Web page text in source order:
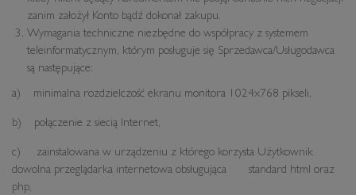
zanim założył Konto bądź dokonał zakupu.
Wymagania techniczne niezbędne do współpracy z systemem
teleinformatycznym, którym posługuje się Sprzedawca/Usługodawca
są następujące:
a) minimalna rozdzielczość ekranu monitora 1024x768 pikseli,
b) połączenie z siecią Internet,
c) zainstalowana w urządzeniu z którego korzysta Użytkownik
dowolna przeglądarka internetowa obsługująca standard html oraz
php,